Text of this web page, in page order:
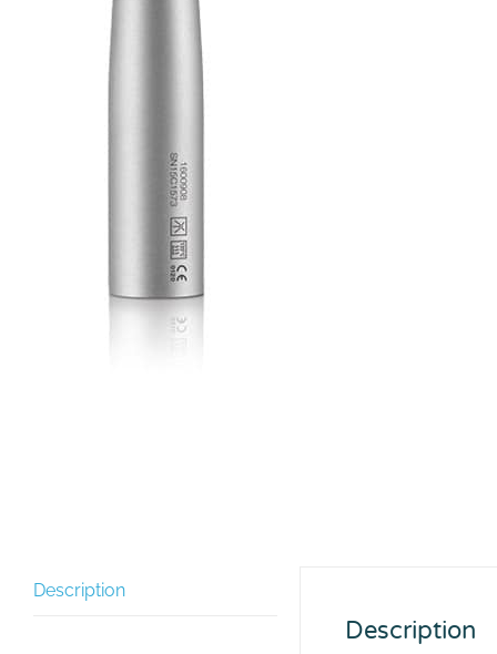
Description
Description